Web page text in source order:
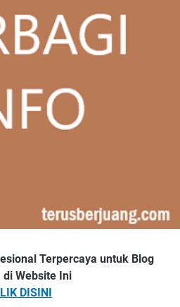
Terpercaya untuk Blog
di Website Ini
DISINI